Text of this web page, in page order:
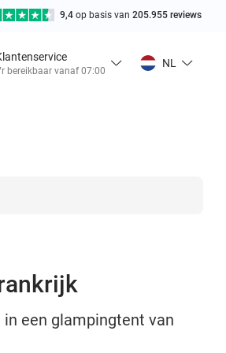
9,4 op basis van 205.955 reviews
bereikbaar vanaf 07:00
NL
een glampingtent van